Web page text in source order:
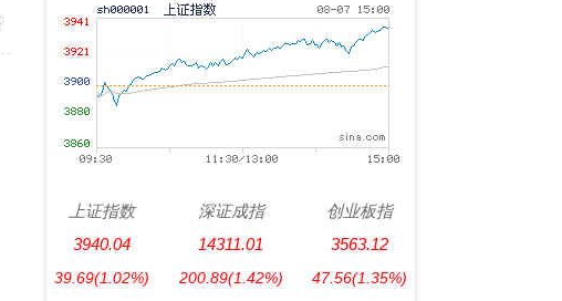
上证指数
3940.04
39.69(1.02%)
深证成指
14311.01
200.89(1.42%)
创业板指
3563.12
47.56(1.35%)